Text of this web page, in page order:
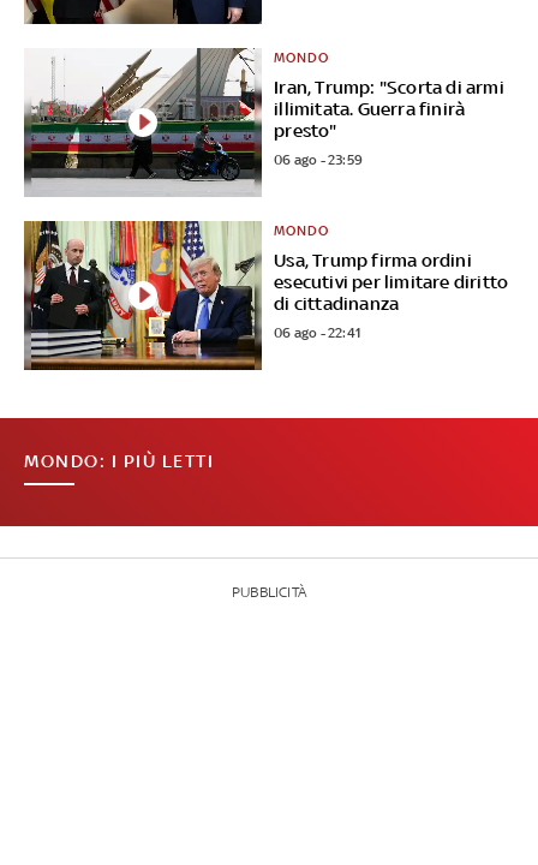
Iran, Trump: "Scorta di armi
illimitata. Guerra finirà
presto"
MONDO
06 ago - 23:59
Usa, Trump firma ordini
esecutivi per limitare diritto
di cittadinanza
MONDO
06 ago - 22:41
MONDO: I PIÙ LETTI
PUBBLICITÀ